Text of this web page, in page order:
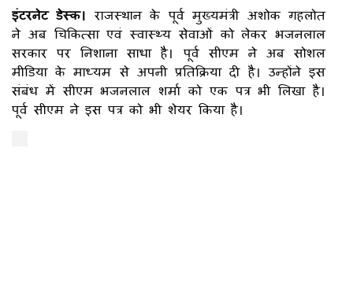
इंटरनेट डेस्क। राजस्थान के पूर्व मुख्यमंत्री अशोक गहलोत
ने अब चिकित्सा एवं स्वास्थ्य सेवाओं को लेकर भजनलाल
सरकार पर निशाना साधा है। पूर्व सीएम ने अब सोशल
मीडिया के माध्यम से अपनी प्रतिक्रिया दी है। उन्होंने इस
संबंध में सीएम भजनलाल शर्मा को एक पत्र भी लिखा है।
पूर्व सीएम ने इस पत्र को भी शेयर किया है।